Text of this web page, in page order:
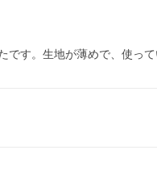
す。生地が薄めで、使っ